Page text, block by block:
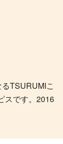
TSURUMIこ
スです。2016